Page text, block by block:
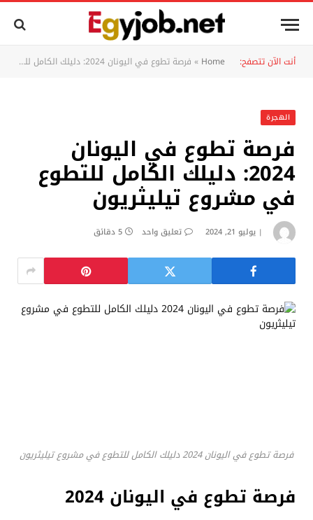
أنت الآن تتصفح: Home
» فرصة تطوع في اليونان 2024: دليلك الكامل للتطوع في مشروع تيليثريون
الهجرة
فرصة تطوع في اليونان
2024: دليلك الكامل للتطوع
في مشروع تيليثريون
يوليو 21, 2024 تعليق واحد 5 دقائق
فرصة تطوع في اليونان 2024 دليلك الكامل للتطوع في مشروع تيليثريون
فرصة تطوع في اليونان 2024